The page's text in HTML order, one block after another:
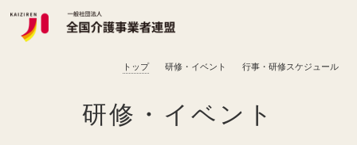
トップ 研修・イベント 行事・研修スケジュール
研修・イベント